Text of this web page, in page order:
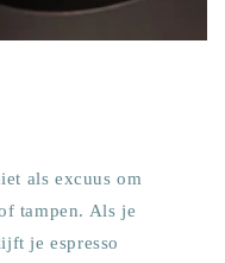
als excuus om
tampen. Als je
je espresso